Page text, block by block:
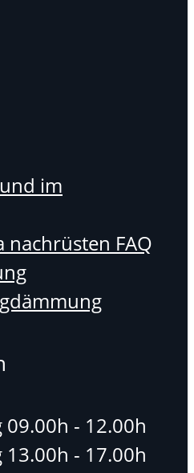
im
nachrüsten FAQ
09.00h - 12.00h
13.00h - 17.00h